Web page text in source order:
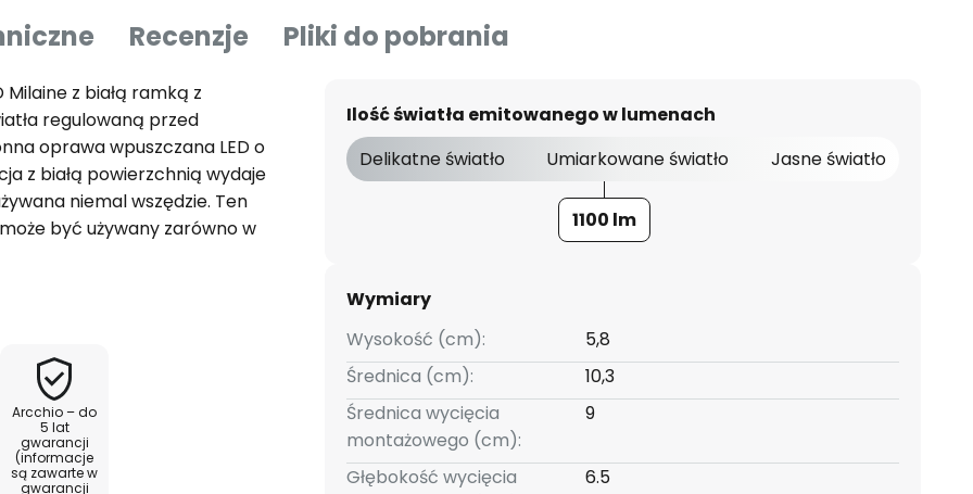
Recenzje Pliki do pobrania
z białą ramką z
regulowaną przed
oprawa wpuszczana LED o
z białą powierzchnią wydaje
niemal wszędzie. Ten
być używany zarówno w
a dzięki stopniowi
ustawić na jednym z
znajduje się przełącznik DIP.
100°, światło
czemu Milaine może być
powierzchni. Istnieje
do podłączenia
Arcchio – do
5 lat
gwarancji
(informacje
są zawarte w
gwarancji
Ilość światła emitowanego w lumenach
Delikatne światło
Umiarkowane światło Jasne światło
1100 lm
Wymiary
Wysokość (cm):
5,8
Średnica (cm):
10,3
Średnica wycięcia
montażowego (cm):
9
Głębokość wycięcia
6.5